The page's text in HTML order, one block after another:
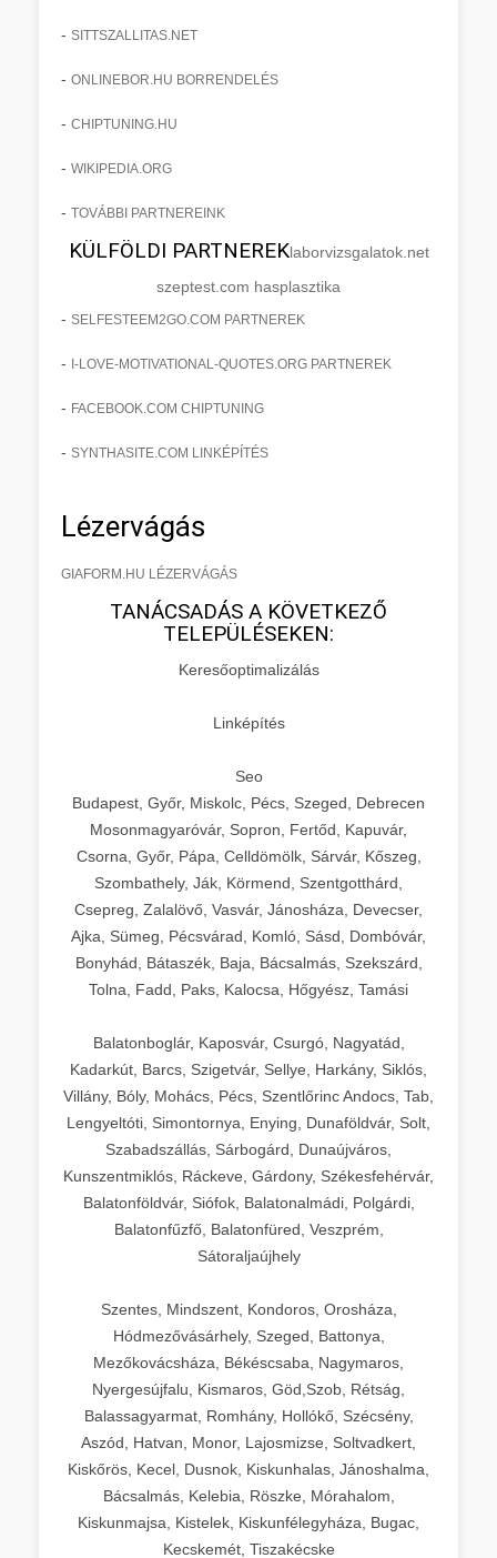
- SITTSZALLITAS.NET
- ONLINEBOR.HU BORRENDELÉS
- CHIPTUNING.HU
- WIKIPEDIA.ORG
- TOVÁBBI PARTNEREINK
KÜLFÖLDI PARTNEREKlaborvizsgalatok.net
szeptest.com hasplasztika
- SELFESTEEM2GO.COM PARTNEREK
- I-LOVE-MOTIVATIONAL-QUOTES.ORG PARTNEREK
- FACEBOOK.COM CHIPTUNING
- SYNTHASITE.COM LINKÉPÍTÉS
Lézervágás
GIAFORM.HU LÉZERVÁGÁS
TANÁCSADÁS A KÖVETKEZŐ
TELEPÜLÉSEKEN:
Keresőoptimalizálás
Linképítés
Seo
Budapest, Győr, Miskolc, Pécs, Szeged, Debrecen
Mosonmagyaróvár, Sopron, Fertőd, Kapuvár,
Csorna, Győr, Pápa, Celldömölk, Sárvár, Kőszeg,
Szombathely, Ják, Körmend, Szentgotthárd,
Csepreg, Zalalövő, Vasvár, Jánosháza, Devecser,
Ajka, Sümeg, Pécsvárad, Komló, Sásd, Dombóvár,
Bonyhád, Bátaszék, Baja, Bácsalmás, Szekszárd,
Tolna, Fadd, Paks, Kalocsa, Hőgyész, Tamási
Balatonboglár, Kaposvár, Csurgó, Nagyatád,
Kadarkút, Barcs, Szigetvár, Sellye, Harkány, Siklós,
Villány, Bóly, Mohács, Pécs, Szentlőrinc Andocs, Tab,
Lengyeltóti, Simontornya, Enying, Dunaföldvár, Solt,
Szabadszállás, Sárbogárd, Dunaújváros,
Kunszentmiklós, Ráckeve, Gárdony, Székesfehérvár,
Balatonföldvár, Siófok, Balatonalmádi, Polgárdi,
Balatonfűzfő, Balatonfüred, Veszprém,
Sátoraljaújhely
Szentes, Mindszent, Kondoros, Orosháza,
Hódmezővásárhely, Szeged, Battonya,
Mezőkovácsháza, Békéscsaba, Nagymaros,
Nyergesújfalu, Kismaros, Göd,Szob, Rétság,
Balassagyarmat, Romhány, Hollókő, Szécsény,
Aszód, Hatvan, Monor, Lajosmizse, Soltvadkert,
Kiskőrös, Kecel, Dusnok, Kiskunhalas, Jánoshalma,
Bácsalmás, Kelebia, Röszke, Mórahalom,
Kiskunmajsa, Kistelek, Kiskunfélegyháza, Bugac,
Kecskemét, Tiszakécske